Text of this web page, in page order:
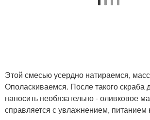
Этой смесью усердно натираемся,
Ополаскиваемся. После такого скраба
наносить необязательно - оливковое
справляется с увлажнением, питанием